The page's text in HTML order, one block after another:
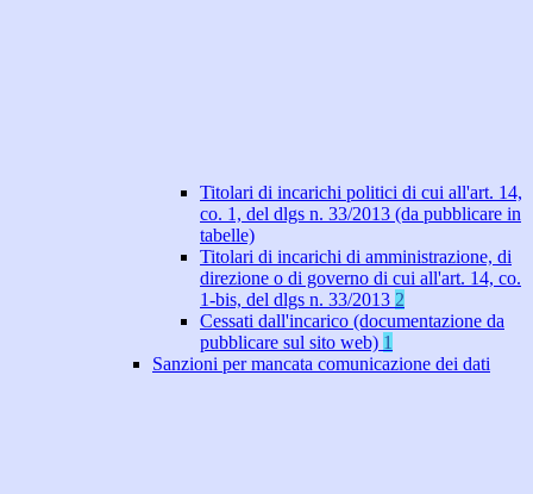
Titolari di incarichi politici di cui all'art. 14,
co. 1, del dlgs n. 33/2013 (da pubblicare in
tabelle)
Titolari di incarichi di amministrazione, di
direzione o di governo di cui all'art. 14, co.
1-bis, del dlgs n. 33/2013 2
Cessati dall'incarico (documentazione da
pubblicare sul sito web) 1
Sanzioni per mancata comunicazione dei dati